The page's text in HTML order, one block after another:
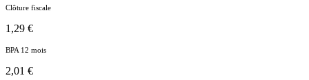
Clôture fiscale
1,29 €
BPA 12 mois
2,01 €